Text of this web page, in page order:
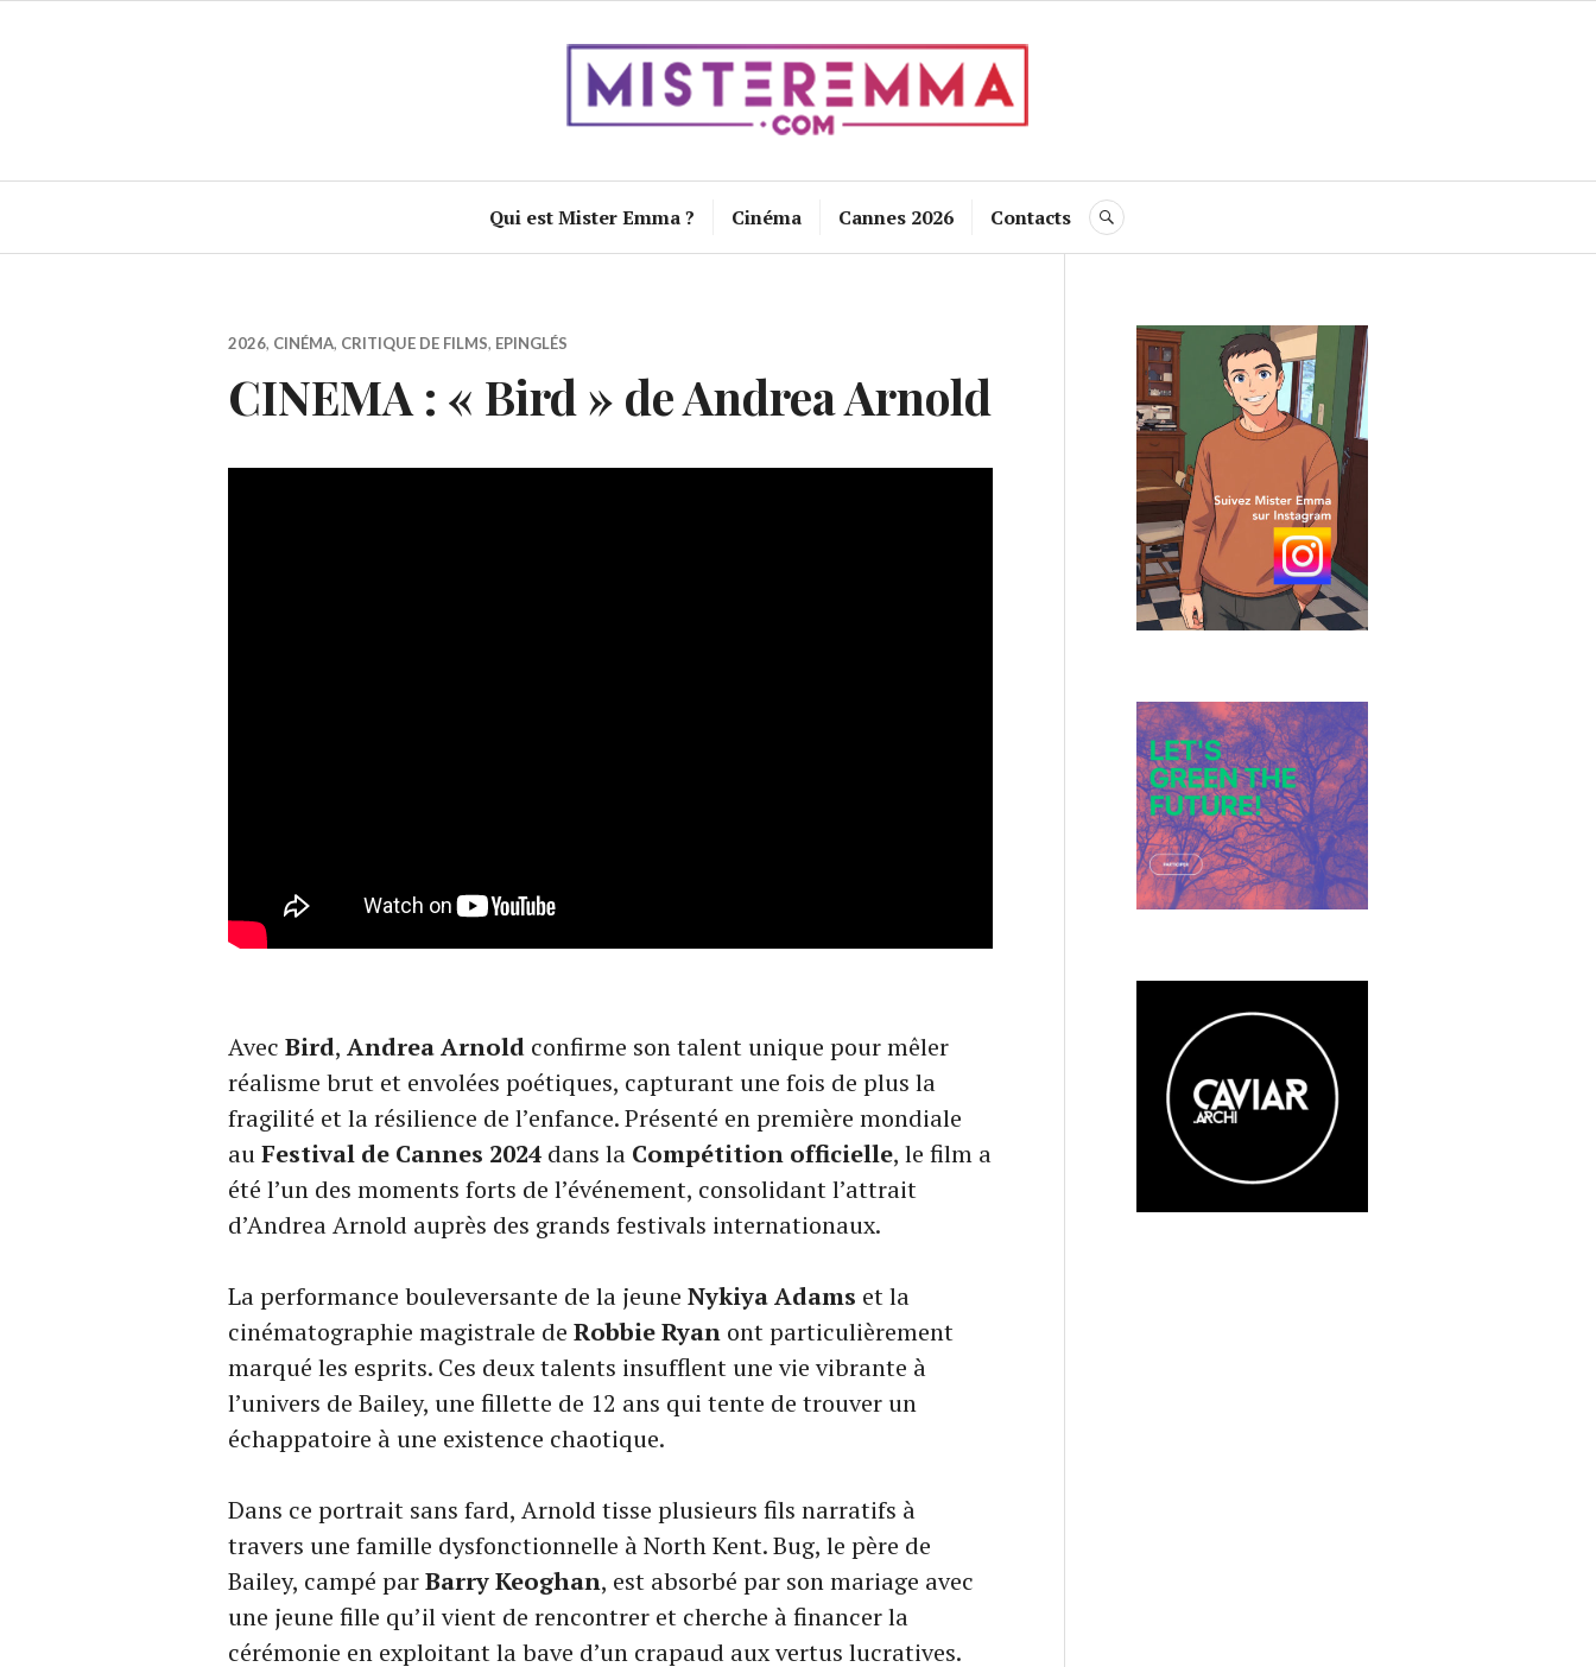
Qui est Mister Emma ? Cinéma Cannes 2026 Contacts RECHERCHE
2026, CINÉMA, CRITIQUE DE FILMS, EPINGLÉS
CINEMA : « Bird » de Andrea Arnold
Avec Bird, Andrea Arnold confirme son talent unique pour mêler
réalisme brut et envolées poétiques, capturant une fois de plus la
fragilité et la résilience de l’enfance. Présenté en première mondiale
auFestival de Cannes 2024 dans la Compétition officielle, le film a
été l’un des moments forts de l’événement, consolidant l’attrait
d’Andrea Arnold auprès des grands festivals internationaux.
La performance bouleversante de la jeune Nykiya Adams et la
cinématographie magistrale de Robbie Ryan ont particulièrement
marqué les esprits. Ces deux talents insufflent une vie vibrante à
l’univers de Bailey, une fillette de 12 ans qui tente de trouver un
échappatoire à une existence chaotique.
Dans ce portrait sans fard, Arnold tisse plusieurs fils narratifs à
travers une famille dysfonctionnelle à North Kent. Bug, le père de
Bailey, campé parBarry Keoghan, est absorbé par son mariage avec
une jeune fille qu’il vient de rencontrer et cherche à financer la
cérémonie en exploitant la bave d’un crapaud aux vertus lucratives.